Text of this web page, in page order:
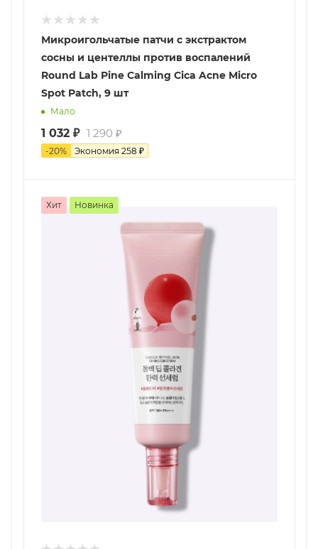
Микроигольчатые патчи с экстрактом
сосны и центеллы против воспалений
Round Lab Pine Calming Cica Acne Micro
Spot Patch, 9 шт
Мало
1 032 ₽ 1 290 ₽
-20% Экономия 258 ₽
Хит Новинка